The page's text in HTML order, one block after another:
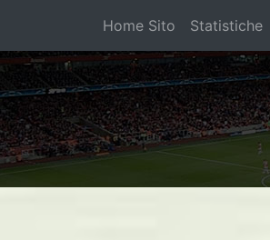
Home Sito Statistiche